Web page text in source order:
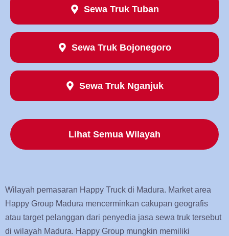
Sewa Truk Tuban
Sewa Truk Bojonegoro
Sewa Truk Nganjuk
Lihat Semua Wilayah
Wilayah pemasaran Happy Truck di Madura. Market area
Happy Group Madura mencerminkan cakupan geografis
atau target pelanggan dari penyedia jasa sewa truk tersebut
di wilayah Madura. Happy Group mungkin memiliki